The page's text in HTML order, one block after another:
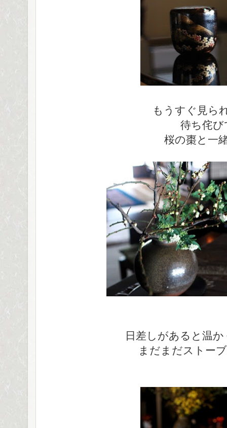
もうすぐ見ら
待ち侘び
桜の棗と一
日差しがあると温
まだまだストー